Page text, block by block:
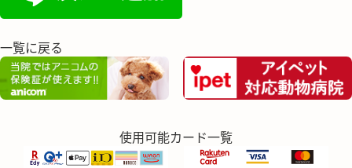
一覧に戻る
使用可能カード一覧